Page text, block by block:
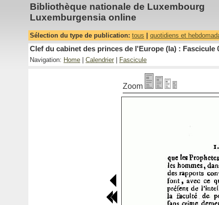
Bibliothèque nationale de Luxembourg
Luxemburgensia online
Sélection du type de publication: tous quotidiens et
Clef du cabinet des princes de l'Europe (la) : Fascicule
Navigation: Home Calendrier Fascicule
Zoom